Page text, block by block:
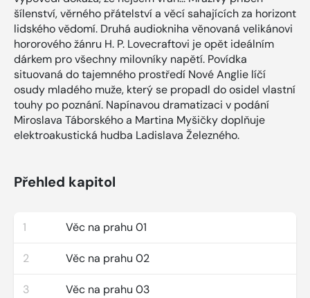
šílenství, věrného přátelství a věcí sahajících za horizont
lidského vědomí. Druhá audiokniha věnovaná velikánovi
hororového žánru H. P. Lovecraftovi je opět ideálním
dárkem pro všechny milovníky napětí. Povídka
situovaná do tajemného prostředí Nové Anglie líčí
osudy mladého muže, který se propadl do osidel vlastní
touhy po poznání. Napínavou dramatizaci v podání
Miroslava Táborského a Martina Myšičky doplňuje
elektroakustická hudba Ladislava Železného.
Přehled kapitol
1 Věc na prahu 01
2 Věc na prahu 02
3 Věc na prahu 03